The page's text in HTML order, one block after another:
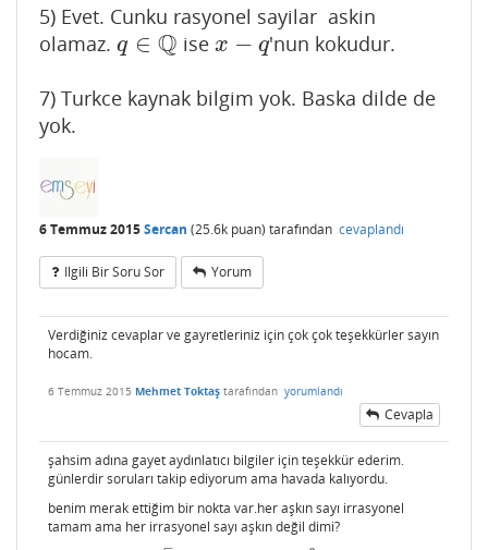
5) Evet. Cunku rasyonel sayilar askin
olamaz. q ∈ Q
q ∈Q ise x − q
x− q 'nun kokudur.
7) Turkce kaynak bilgim yok. Baska dilde de
yok.
6 Temmuz 2015Sercan (25.6k puan) tarafından cevaplandı
Ilgili Bir Soru Sor Yorum
Verdiğiniz cevaplar ve gayretleriniz için çok çok teşekkürler sayın
hocam.
6 Temmuz 2015 Mehmet Toktaş tarafından yorumlandı
Cevapla
şahsim adına gayet aydınlatıcı bilgiler için teşekkür ederim.
günlerdir soruları takip ediyorum ama havada kalıyordu.
benim merak ettiğim bir nokta var.her aşkın sayı irrasyonel
tamam ama her irrasyonel sayı aşkın değil dimi?